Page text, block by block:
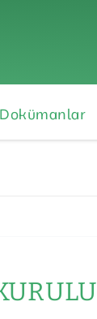
Dokümanlar